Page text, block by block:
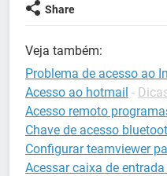
Share
Veja também:
Problema de acesso ao
Acesso ao hotmail -
Acesso remoto
Chave de acesso
Configurar teamviewer
Acessar caixa de